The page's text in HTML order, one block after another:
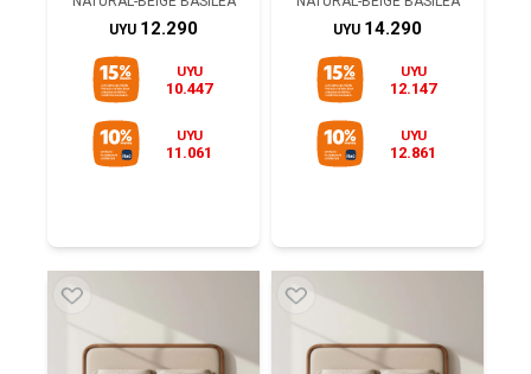
UYU 12.290
UYU
10.447
UYU
11.061
UYU 14.290
UYU
12.147
UYU
12.861